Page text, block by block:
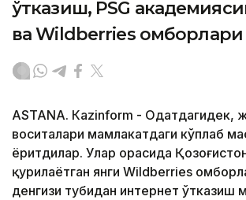
ўтказиш, PSG
ва Wildberries омборлари
ASTANА. Кazinform - Одатдагидек,
воситалари мамлакатдаги кўплаб
ёритдилар. Улар орасида
қурилаётган янги Wildberries
денгизи тубидан интернет ўтказиш